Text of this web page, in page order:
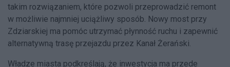
takim rozwiązaniem, które pozwoli przeprowadzić remont
w możliwie najmniej uciążliwy sposób. Nowy most przy
Zdziarskiej ma pomóc utrzymać płynność ruchu i zapewnić
alternatywną trasę przejazdu przez Kanał Żerański.
Władze miasta podkreślają, że inwestycja ma przede